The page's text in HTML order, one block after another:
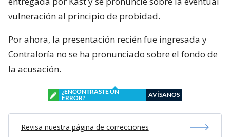
vulneración al principio de probidad.
Por ahora, la presentación recién fue ingresada y
Contraloría no se ha pronunciado sobre el fondo de
la acusación.
¿ENCONTRASTE UN
ERROR?
AVÍSANOS
Revisa nuestra página de correcciones